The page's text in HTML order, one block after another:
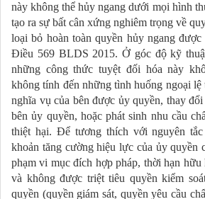
này không thể hủy ngang dưới mọi hình
tạo ra sự bất cân xứng nghiêm trọng về
loại bỏ hoàn toàn quyền hủy ngang
Điều 569 BLDS 2015. Ở góc độ kỹ
những công thức tuyệt đối hóa này
không tính đến những tình huống ngoại
nghĩa vụ của bên được ủy quyền, thay
bên ủy quyền, hoặc phát sinh nhu cầu
thiệt hại. Để tương thích với nguyên
khoản tăng cường hiệu lực của ủy quyền
phạm vi mục đích hợp pháp, thời hạn hữu
và không được triệt tiêu quyền kiểm
quyền (quyền giám sát, quyền yêu cầu